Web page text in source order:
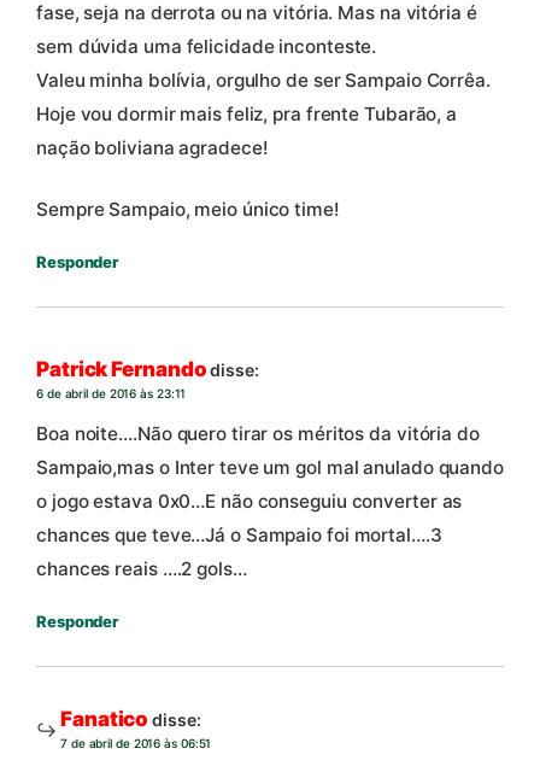
fase, seja na derrota ou na vitória. Mas na vitória é
sem dúvida uma felicidade inconteste.
Valeu minha bolívia, orgulho de ser Sampaio Corrêa.
Hoje vou dormir mais feliz, pra frente Tubarão, a
nação boliviana agradece!
Sempre Sampaio, meio único time!
Responder
Patrick Fernandodisse:
6 de abril de 2016 às 23:11
Boa noite….Não quero tirar os méritos da vitória do
Sampaio,mas o Inter teve um gol mal anulado quando
o jogo estava 0x0…E não conseguiu converter as
chances que teve…Já o Sampaio foi mortal….3
chances reais ….2 gols…
Responder
Fanatico disse:
7 de abril de 2016 às 06:51